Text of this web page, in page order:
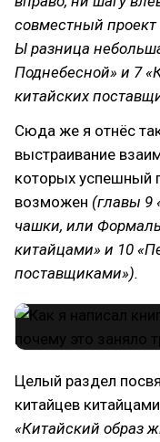
совместный
Ы разница
Поднебесной» и 7
китайских
Сюда же я отнёс
выстраивание
которых успешный
возможен (главы 9
чашки, или
китайцами» и 10
поставщиками»).
Целый раздел
китайцев
«Китайский образ